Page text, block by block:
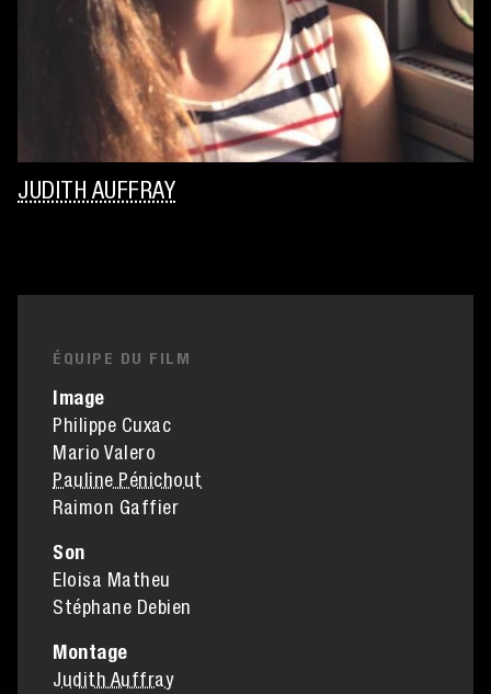
JUDITH AUFFRAY
ÉQUIPE DU FILM
Image
Philippe Cuxac
Mario Valero
Pauline Pénichout
Raimon Gaffier
Son
Eloisa Matheu
Stéphane Debien
Montage
Judith Auffray